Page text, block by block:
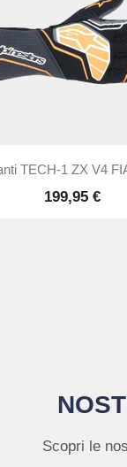
Anteprima
TECH-1 ZX V4
199,95 €
Scopri le